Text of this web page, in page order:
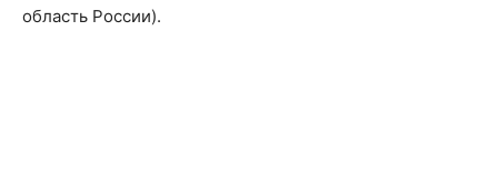
область России).